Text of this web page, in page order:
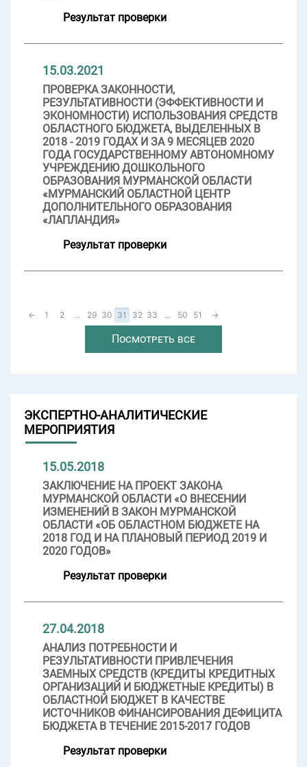
Результат проверки
15.03.2021
ПРОВЕРКА ЗАКОННОСТИ,
РЕЗУЛЬТАТИВНОСТИ (ЭФФЕКТИВНОСТИ И
ЭКОНОМНОСТИ) ИСПОЛЬЗОВАНИЯ СРЕДСТВ
ОБЛАСТНОГО БЮДЖЕТА, ВЫДЕЛЕННЫХ В
2018 - 2019 ГОДАХ И ЗА 9 МЕСЯЦЕВ 2020
ГОДА ГОСУДАРСТВЕННОМУ АВТОНОМНОМУ
УЧРЕЖДЕНИЮ ДОШКОЛЬНОГО
ОБРАЗОВАНИЯ МУРМАНСКОЙ ОБЛАСТИ
«МУРМАНСКИЙ ОБЛАСТНОЙ ЦЕНТР
ДОПОЛНИТЕЛЬНОГО ОБРАЗОВАНИЯ
«ЛАПЛАНДИЯ»
Результат проверки
← 1 2 ... 29 30 31 32 33 ... 50 51 →
Посмотреть все
ЭКСПЕРТНО-АНАЛИТИЧЕСКИЕ
МЕРОПРИЯТИЯ
15.05.2018
ЗАКЛЮЧЕНИЕ НА ПРОЕКТ ЗАКОНА
МУРМАНСКОЙ ОБЛАСТИ «О ВНЕСЕНИИ
ИЗМЕНЕНИЙ В ЗАКОН МУРМАНСКОЙ
ОБЛАСТИ «ОБ ОБЛАСТНОМ БЮДЖЕТЕ НА
2018 ГОД И НА ПЛАНОВЫЙ ПЕРИОД 2019 И
2020 ГОДОВ»
Результат проверки
27.04.2018
АНАЛИЗ ПОТРЕБНОСТИ И
РЕЗУЛЬТАТИВНОСТИ ПРИВЛЕЧЕНИЯ
ЗАЕМНЫХ СРЕДСТВ (КРЕДИТЫ КРЕДИТНЫХ
ОРГАНИЗАЦИЙ И БЮДЖЕТНЫЕ КРЕДИТЫ) В
ОБЛАСТНОЙ БЮДЖЕТ В КАЧЕСТВЕ
ИСТОЧНИКОВ ФИНАНСИРОВАНИЯ ДЕФИЦИТА
БЮДЖЕТА В ТЕЧЕНИЕ 2015-2017 ГОДОВ
Результат проверки